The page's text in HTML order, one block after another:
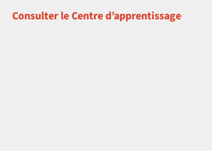
Consulter le Centre d’apprentissage